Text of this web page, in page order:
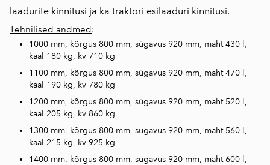
laadurite kinnitusi ja ka traktori esilaaduri kinnitusi.
Tehnilised andmed:
1000 mm, kõrgus 800 mm, sügavus 920 mm, maht 430 l,
kaal 180 kg, kv 710 kg
1100 mm, kõrgus 800 mm, sügavus 920 mm, maht 470 l,
kaal 190 kg, kv 780 kg
1200 mm, kõrgus 800 mm, sügavus 920 mm, maht 520 l,
kaal 205 kg, kv 860 kg
1300 mm, kõrgus 800 mm, sügavus 920 mm, maht 560 l,
kaal 215 kg, kv 925 kg
1400 mm, kõrgus 800 mm, sügavus 920 mm, maht 600 l,